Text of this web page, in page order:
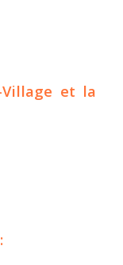
Village et la